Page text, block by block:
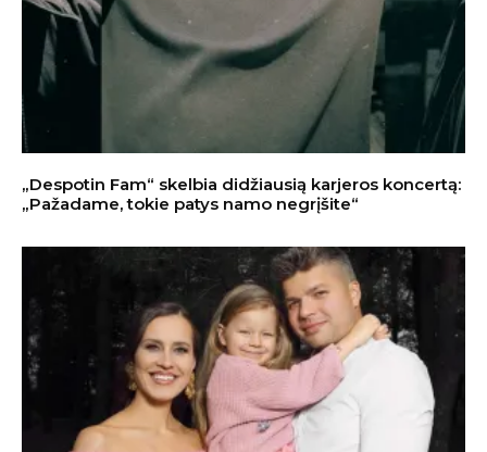
„Despotin Fam“ skelbia didžiausią karjeros koncertą:
„Pažadame, tokie patys namo negrįšite“